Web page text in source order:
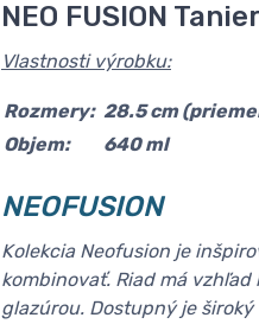
NEO FUSION
Vlastnosti výrobku:
Rozmery: 28.5 cm
Objem:
640 ml
NEOFUSION
Kolekcia Neofusion je
kombinovať. Riad má
glazúrou. Dostupný je